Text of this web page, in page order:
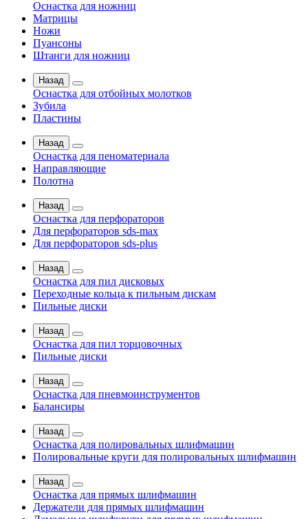
Оснастка для ножниц
Матрицы
Ножи
Пуансоны
Штанги для ножниц
Назад
Оснастка для отбойных молотков
Зубила
Пластины
Назад
Оснастка для пеноматериала
Направляющие
Полотна
Назад
Оснастка для перфораторов
Для перфораторов sds-max
Для перфораторов sds-plus
Назад
Оснастка для пил дисковых
Переходные кольца к пильным дискам
Пильные диски
Назад
Оснастка для пил торцовочных
Пильные диски
Назад
Оснастка для пневмоинструментов
Балансиры
Назад
Оснастка для полировальных шлифмашин
Полировальные круги для полировальных шлифмашин
Назад
Оснастка для прямых шлифмашин
Держатели для прямых шлифмашин